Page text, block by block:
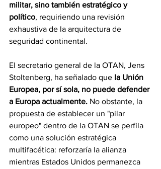
militar, sino también estratégico y
político, requiriendo una revisión
exhaustiva de la arquitectura de
seguridad continental.
El secretario general de la OTAN, Jens
Stoltenberg, ha señalado que la Unión
Europea, por sí sola, no puede defender
a Europa actualmente. No obstante, la
propuesta de establecer un "pilar
europeo" dentro de la OTAN se perfila
como una solución estratégica
multifacética: reforzaría la alianza
mientras Estados Unidos permanezca